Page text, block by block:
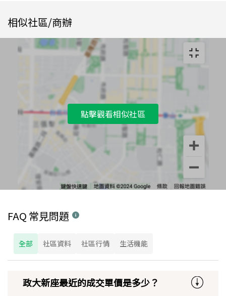
相似社區/商辦
點擊觀看相似社區
FAQ 常見問題
全部 社區資料 社區行情 生活機能
政大新座最近的成交單價是多少？